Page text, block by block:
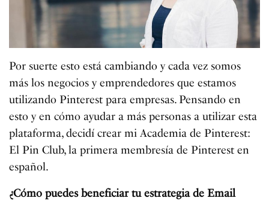
Por suerte esto está cambiando y cada vez somos
más los negocios y emprendedores que estamos
utilizando Pinterest para empresas. Pensando en
esto y en cómo ayudar a más personas a utilizar esta
plataforma, decidí crear mi Academia de Pinterest:
El Pin Club, la primera membresía de Pinterest en
español.
¿Cómo puedes beneficiar tu estrategia de Email